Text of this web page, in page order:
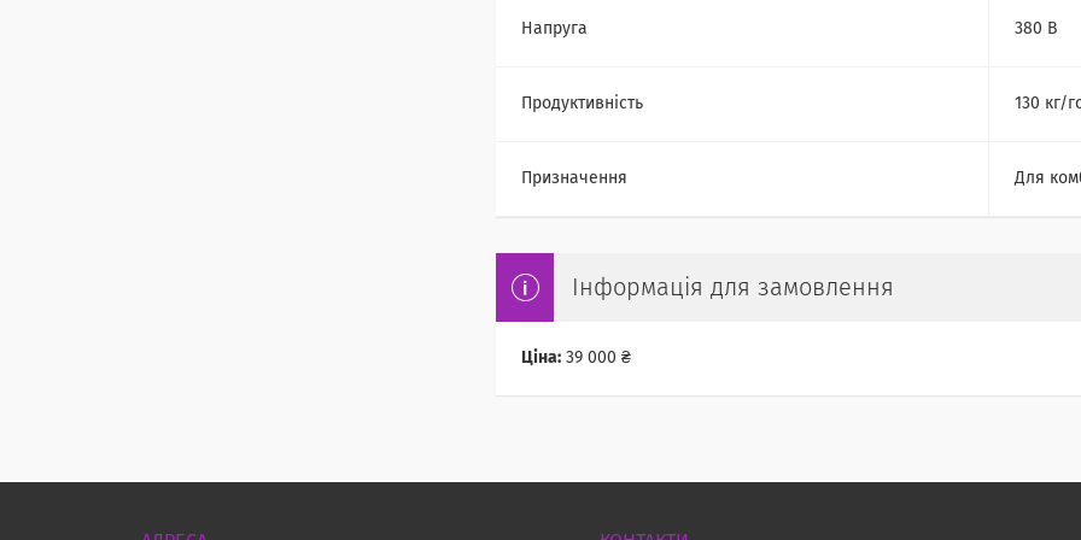
Напруга 380 В
Продуктивність 130 кг/
Призначення Для
Інформація для замовлення
Ціна: 39 000 ₴